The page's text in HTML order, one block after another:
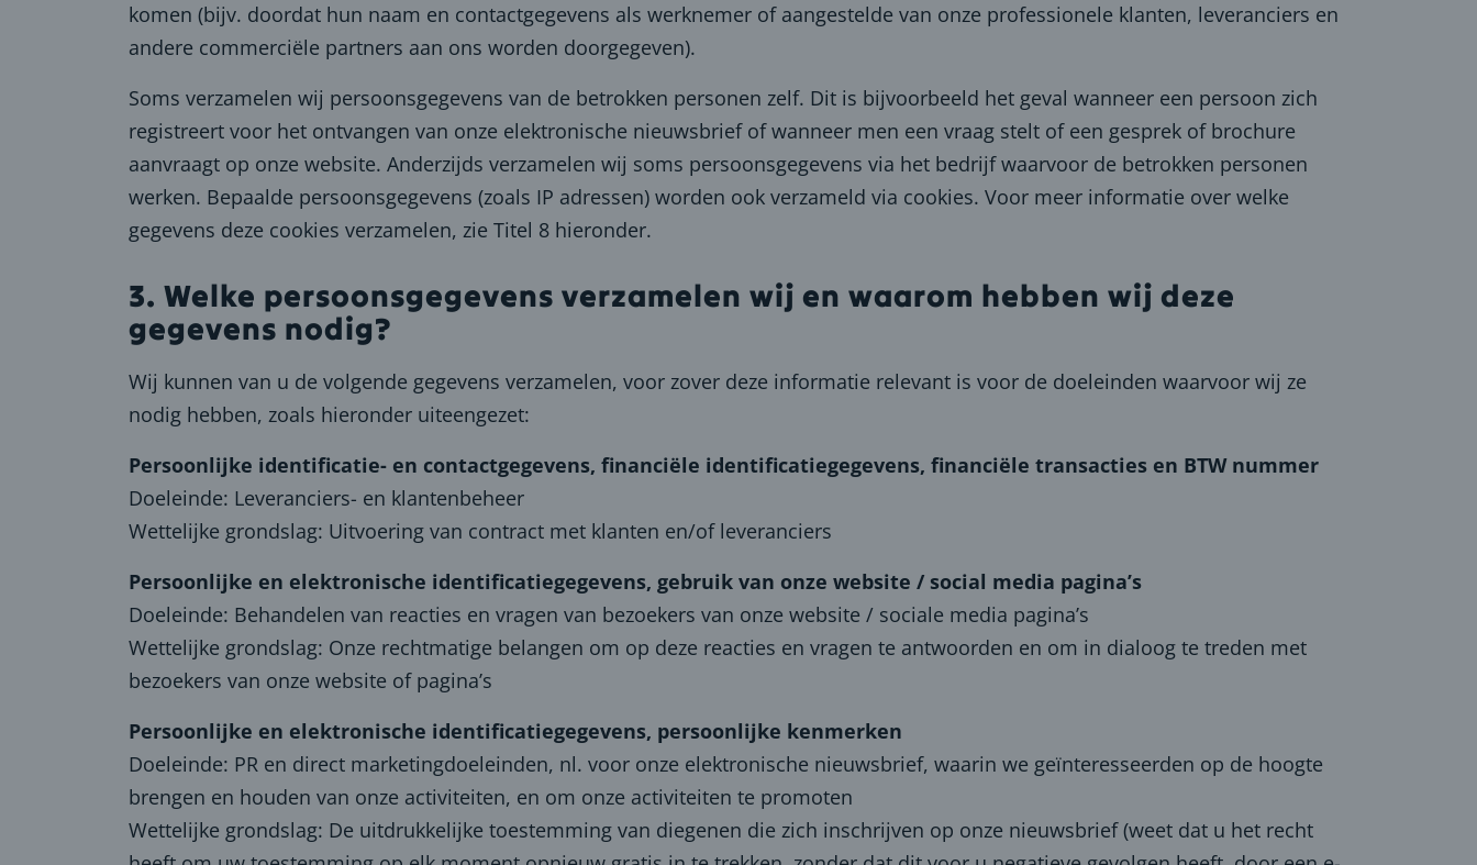
komen (bijv. doordat hun naam en contactgegevens als werknemer of aangestelde van onze professionele klanten, leveranciers en
andere commerciële partners aan ons worden doorgegeven).
Soms verzamelen wij persoonsgegevens van de betrokken personen zelf. Dit is bijvoorbeeld het geval wanneer een persoon zich
registreert voor het ontvangen van onze elektronische nieuwsbrief of wanneer men een vraag stelt of een gesprek of brochure
aanvraagt op onze website. Anderzijds verzamelen wij soms persoonsgegevens via het bedrijf waarvoor de betrokken personen
werken. Bepaalde persoonsgegevens (zoals IP adressen) worden ook verzameld via cookies. Voor meer informatie over welke
gegevens deze cookies verzamelen, zie Titel 8 hieronder.
3. Welke persoonsgegevens verzamelen wij en waarom hebben wij deze
gegevens nodig?
Wij kunnen van u de volgende gegevens verzamelen, voor zover deze informatie relevant is voor de doeleinden waarvoor wij ze
nodig hebben, zoals hieronder uiteengezet:
Persoonlijke identificatie- en contactgegevens, financiële identificatiegegevens, financiële transacties en BTW nummer
Doeleinde: Leveranciers- en klantenbeheer
Wettelijke grondslag: Uitvoering van contract met klanten en/of leveranciers
Persoonlijke en elektronische identificatiegegevens, gebruik van onze website / social media pagina’s
Doeleinde: Behandelen van reacties en vragen van bezoekers van onze website / sociale media pagina’s
Wettelijke grondslag: Onze rechtmatige belangen om op deze reacties en vragen te antwoorden en om in dialoog te treden met
bezoekers van onze website of pagina’s
Persoonlijke en elektronische identificatiegegevens, persoonlijke kenmerken
Doeleinde: PR en direct marketingdoeleinden, nl. voor onze elektronische nieuwsbrief, waarin we geïnteresseerden op de hoogte
brengen en houden van onze activiteiten, en om onze activiteiten te promoten
Wettelijke grondslag: De uitdrukkelijke toestemming van diegenen die zich inschrijven op onze nieuwsbrief (weet dat u het recht